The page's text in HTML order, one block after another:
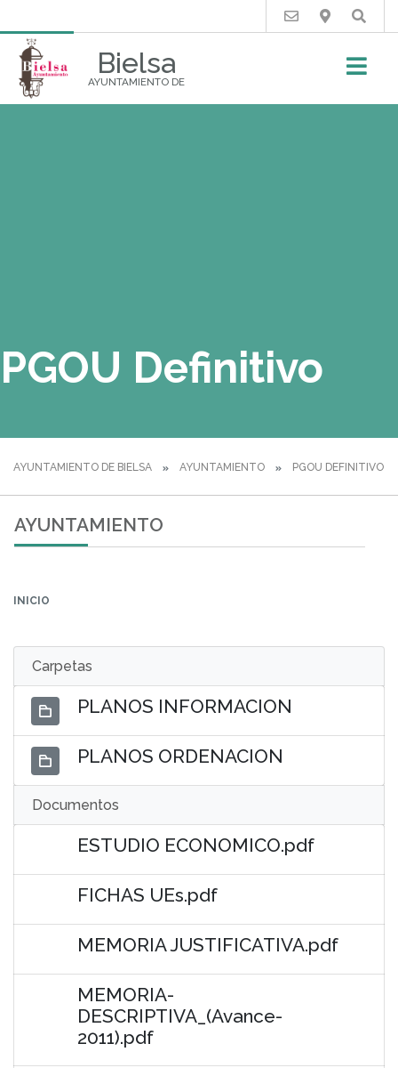
Bielsa
AYUNTAMIENTO DE
Buscar
PGOU Definitivo
AYUNTAMIENTO DE BIELSA AYUNTAMIENTO PGOU DEFINITIVO
AYUNTAMIENTO
INICIO
Carpetas
PLANOS INFORMACION
PLANOS ORDENACION
Documentos
ESTUDIO ECONOMICO.pdf
FICHAS UEs.pdf
MEMORIA JUSTIFICATIVA.pdf
MEMORIA-
DESCRIPTIVA_(Avance-
2011).pdf